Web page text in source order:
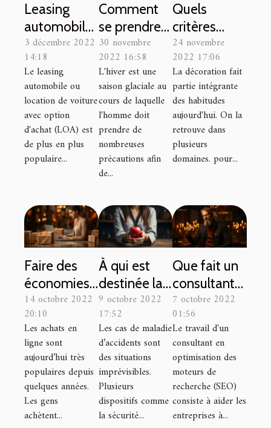
Leasing
automobile :
comment
ça
fonctionne ?
3 décembre 2022
14:18
Le leasing
automobile ou
location de voiture
avec option
d'achat (LOA) est
de plus en plus
populaire...
Comment
se prendre
en charge
afin de
passer un
bon hiver?
30 novembre
2022 16:58
L'hiver est une
saison glaciale au
cours de laquelle
l'homme doit
prendre de
nombreuses
précautions afin
de...
Quels
critères
prendre en
compte
pour réussir
la pose de
son crépi
d’intérieur ?
24 novembre
2022 17:06
La décoration fait
partie intégrante
des habitudes
aujourd'hui. On la
retrouve dans
plusieurs
domaines. pour...
Faire des
économies
en faisant
des achats
en ligne
14 octobre 2022
20:10
Les achats en
ligne sont
aujourd’hui très
populaires depuis
quelques années.
Les gens
achètent...
À qui est
destinée la
mutuelle
santé ?
9 octobre 2022
17:52
Les cas de maladie
d’accidents sont
des situations
imprévisibles.
Plusieurs
dispositifs comme
la sécurité...
Que fait un
consultant
SEO ?
7 octobre 2022
01:56
Le travail d'un
consultant en
optimisation des
moteurs de
recherche (SEO)
consiste à aider les
entreprises à...